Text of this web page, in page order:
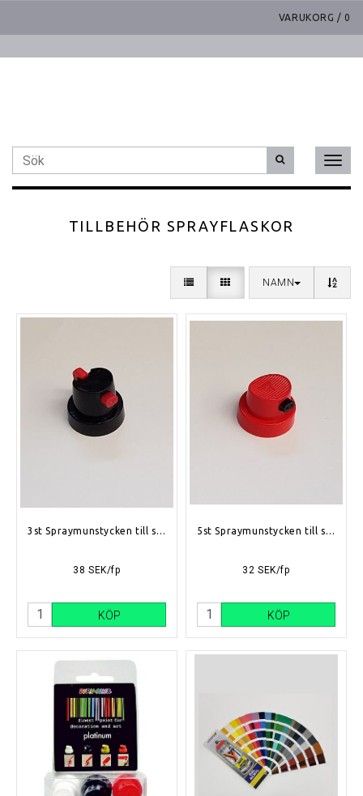
VARUKORG / 0
Toggle
TILLBEHÖR SPRAYFLASKOR
NAMN
3st Spraymunstycken till sprayburk
38 SEK/fp
KÖP
5st Spraymunstycken till sprayburk
32 SEK/fp
KÖP